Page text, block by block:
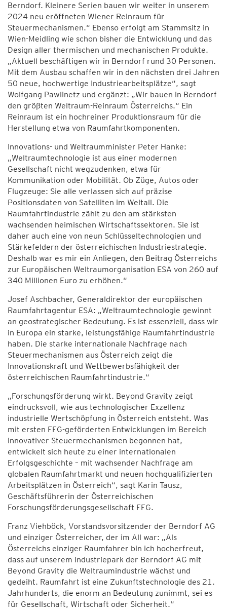
Berndorf. Kleinere Serien bauen wir weiter in unserem
2024 neu eröffneten Wiener Reinraum für
Steuermechanismen.“ Ebenso erfolgt am Stammsitz in
Wien-Meidling wie schon bisher die Entwicklung und das
Design aller thermischen und mechanischen Produkte.
„Aktuell beschäftigen wir in Berndorf rund 30 Personen.
Mit dem Ausbau schaffen wir in den nächsten drei Jahren
50 neue, hochwertige Industriearbeitsplätze“, sagt
Wolfgang Pawlinetz und ergänzt: „Wir bauen in Berndorf
den größten Weltraum-Reinraum Österreichs.“ Ein
Reinraum ist ein hochreiner Produktionsraum für die
Herstellung etwa von Raumfahrtkomponenten.
Innovations- und Weltraumminister Peter Hanke:
„Weltraumtechnologie ist aus einer modernen
Gesellschaft nicht wegzudenken, etwa für
Kommunikation oder Mobilität. Ob Züge, Autos oder
Flugzeuge: Sie alle verlassen sich auf präzise
Positionsdaten von Satelliten im Weltall. Die
Raumfahrtindustrie zählt zu den am stärksten
wachsenden heimischen Wirtschaftssektoren. Sie ist
daher auch eine von neun Schlüsseltechnologien und
Stärkefeldern der österreichischen Industriestrategie.
Deshalb war es mir ein Anliegen, den Beitrag Österreichs
zur Europäischen Weltraumorganisation ESA von 260 auf
340 Millionen Euro zu erhöhen.“
Josef Aschbacher, Generaldirektor der europäischen
Raumfahrtagentur ESA: „Weltraumtechnologie gewinnt
an geostrategischer Bedeutung. Es ist essenziell, dass wir
in Europa ein starke, leistungsfähige Raumfahrtindustrie
haben. Die starke internationale Nachfrage nach
Steuermechanismen aus Österreich zeigt die
Innovationskraft und Wettbewerbsfähigkeit der
österreichischen Raumfahrtindustrie.“
„Forschungsförderung wirkt. Beyond Gravity zeigt
eindrucksvoll, wie aus technologischer Exzellenz
industrielle Wertschöpfung in Österreich entsteht. Was
mit ersten FFG-geförderten Entwicklungen im Bereich
innovativer Steuermechanismen begonnen hat,
entwickelt sich heute zu einer internationalen
Erfolgsgeschichte – mit wachsender Nachfrage am
globalen Raumfahrtmarkt und neuen hochqualifizierten
Arbeitsplätzen in Österreich“, sagt Karin Tausz,
Geschäftsführerin der Österreichischen
Forschungsförderungsgesellschaft FFG.
Franz Viehböck, Vorstandsvorsitzender der Berndorf AG
und einziger Österreicher, der im All war: „Als
Österreichs einziger Raumfahrer bin ich hocherfreut,
dass auf unserem Industriepark der Berndorf AG mit
Beyond Gravity die Weltraumindustrie wächst und
gedeiht. Raumfahrt ist eine Zukunftstechnologie des 21.
Jahrhunderts, die enorm an Bedeutung zunimmt, sei es
für Gesellschaft, Wirtschaft oder Sicherheit.“